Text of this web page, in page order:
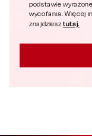
podstawie
wycofania. Więcej
znajdziesztutaj.